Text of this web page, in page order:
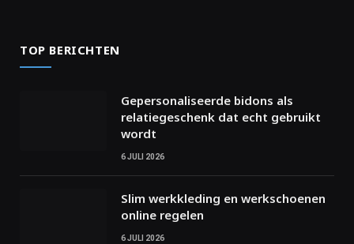
TOP BERICHTEN
Gepersonaliseerde bidons als
relatiegeschenk dat echt gebruikt
wordt
6 JULI 2026
Slim werkkleding en werkschoenen
online regelen
6 JULI 2026